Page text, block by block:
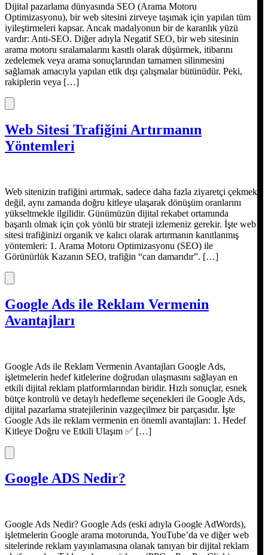
Dijital pazarlama dünyasında SEO (Arama Motoru
Optimizasyonu), bir web sitesini zirveye taşımak için yapılan tüm
iyileştirmeleri kapsar. Ancak madalyonun bir de karanlık yüzü
vardır: Anti-SEO. Diğer adıyla Negatif SEO, bir web sitesinin
arama motoru sıralamalarını kasıtlı olarak düşürmek, itibarını
zedelemek veya arama sonuçlarından tamamen silinmesini
sağlamak amacıyla yapılan etik dışı çalışmalar bütünüdür. Peki,
rakiplerin veya […]
Web Sitesi Trafiğini Artırmanın
Yöntemleri
Web sitenizin trafiğini artırmak, sadece daha fazla ziyaretçi çekmek
değil, aynı zamanda doğru kitleye ulaşarak dönüşüm oranlarını
yükseltmekle ilgilidir. Günümüzün dijital rekabet ortamında
başarılı olmak için çok yönlü bir strateji izlemeniz gerekir. İşte web
sitesi trafiğinizi organik ve kalıcı olarak artırmanın kanıtlanmış
yöntemleri: 1. Arama Motoru Optimizasyonu (SEO) ile
Görünürlük Kazanın SEO, trafiğin “can damarıdır”. […]
Google Ads ile Reklam Vermenin
Avantajları
Google Ads ile Reklam Vermenin Avantajları Google Ads,
işletmelerin hedef kitlelerine doğrudan ulaşmasını sağlayan en
etkili dijital reklam platformlarından biridir. Hızlı sonuçlar, esnek
bütçe kontrolü ve detaylı hedefleme seçenekleri ile Google Ads,
dijital pazarlama stratejilerinin vazgeçilmez bir parçasıdır. İşte
Google Ads ile reklam vermenin en önemli avantajları: 1. Hedef
Kitleye Doğru ve Etkili Ulaşım ✅ […]
Google ADS Nedir?
Google Ads Nedir? Google Ads (eski adıyla Google AdWords),
işletmelerin Google arama motorunda, YouTube’da ve diğer web
sitelerinde reklam yayınlamasına olanak tanıyan bir dijital reklam